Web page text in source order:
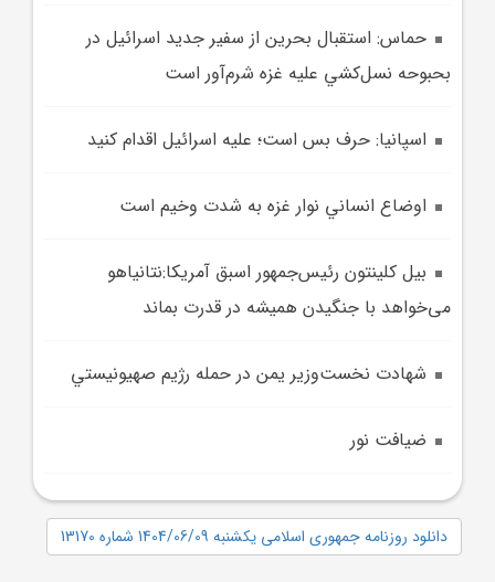
حماس: استقبال بحرين از سفير جديد اسرائيل در
بحبوحه نسل‌کشي عليه غزه شرم‌آور است
اسپانيا: حرف بس است؛ عليه اسرائيل اقدام کنيد
اوضاع انساني نوار غزه به شدت وخيم است
بيل کلينتون رئيس‌جمهور اسبق آمريکا:نتانیاهو
می‌خواهد با جنگیدن همیشه در قدرت بماند
شهادت نخست‌وزير يمن در حمله رژيم صهيونيستي
ضيافت نور
دانلود روزنامه جمهوری اسلامی یکشنبه 1404/06/09 شماره 13170